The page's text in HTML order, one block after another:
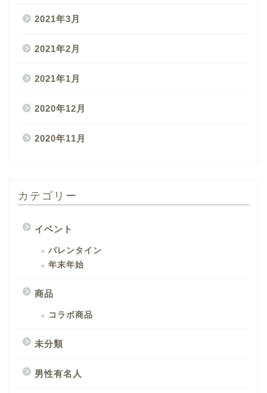
2021年3月
2021年2月
2021年1月
2020年12月
2020年11月
カテゴリー
イベント
バレンタイン
年末年始
商品
コラボ商品
未分類
男性有名人